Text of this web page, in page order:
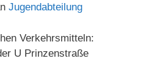
Jugendabteilung
Verkehrsmitteln:
U Prinzenstraße